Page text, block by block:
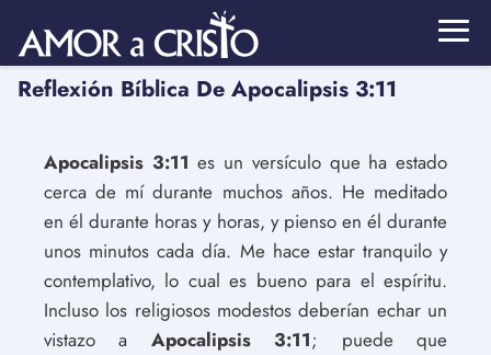
Reflexión Bíblica De Apocalipsis 3:11
Apocalipsis 3:11 es un versículo que ha estado
cerca de mí durante muchos años. He meditado
en él durante horas y horas, y pienso en él durante
unos minutos cada día. Me hace estar tranquilo y
contemplativo, lo cual es bueno para el espíritu.
Incluso los religiosos modestos deberían echar un
vistazo a Apocalipsis 3:11; puede que